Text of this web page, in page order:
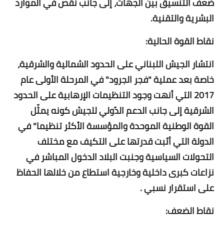
البشرية والتقنية.
نقاط القوة الحالية:
انتشار الجيش اللبناني على الحدود الشمالية والشرقية،
خاصة بعد عملية "فجر الجرود" في المرحلة الأولى عام
2017 التي أنهت وجود التنظيمات الإرهابية على الحدود
الشرقية إلى جانب الدعم الدّولي للجيش كونه يمثّل
القوة الوطنية الموحدة والمؤسسة الأكثر تنظيما" في
الدولة التي أثبت قدرتها على التكيف مع مختلف
التحولات السياسية وجنبت البلاد الدخول المباشر في
نزاعات كبرى داخلية وخارجية استطاع من خلالها الحفاظ
على استقرار نسبي .
نقاط الضعف: